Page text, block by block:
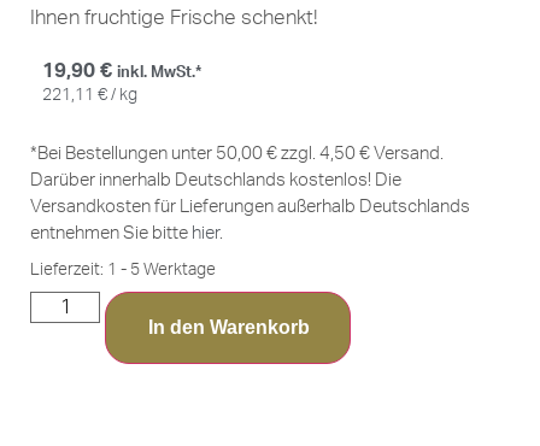
Ihnen fruchtige Frische schenkt!
19,90 € inkl. MwSt.*
221,11 € / kg
*Bei Bestellungen unter 50,00 € zzgl. 4,50 € Versand.
Darüber innerhalb Deutschlands kostenlos! Die
Versandkosten für Lieferungen außerhalb Deutschlands
entnehmen Sie bitte hier.
Lieferzeit: 1 - 5 Werktage
In den Warenkorb